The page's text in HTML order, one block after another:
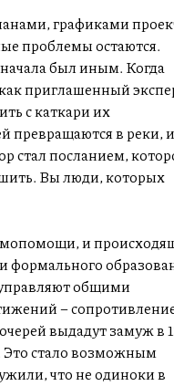
графиками
проблемы остаются.
был иным. Когда
приглашенный
с каткари их
превращаются в реки, и
стал посланием,
Вы люди, которых
и
формального
общими
–
выдадут замуж в
Это стало возможным
что не одиноки в